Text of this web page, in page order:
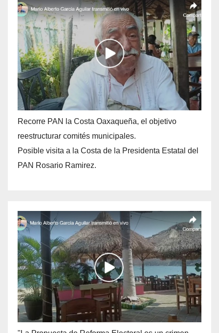
Recorre PAN la Costa Oaxaqueña, el objetivo
reestructurar comités municipales.
Posible visita a la Costa de la Presidenta Estatal del
PAN Rosario Ramirez.